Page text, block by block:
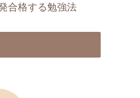
合格する勉強法